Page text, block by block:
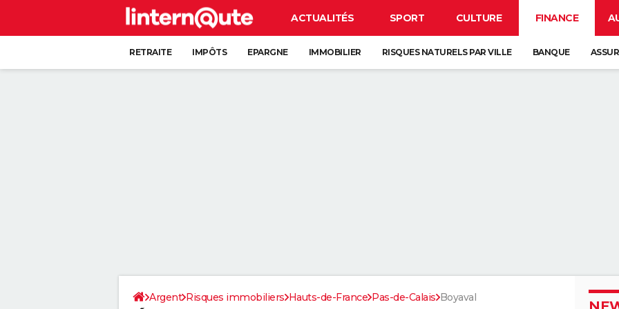
ACTUALITÉS SPORT CULTURE FINANCE
RETRAITE IMPÔTS EPARGNE IMMOBILIER RISQUES NATURELS PAR VILLE BANQUE
Argent Risques immobiliers Hauts-de-France Pas-de-Calais Boyaval